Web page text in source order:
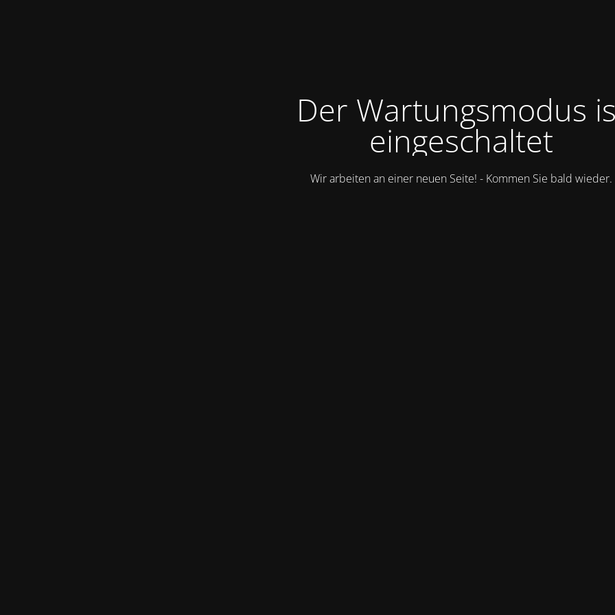
Der Wartungsmodus
eingeschaltet
Wir arbeiten an einer neuen Seite! - Kommen Sie bald wieder.